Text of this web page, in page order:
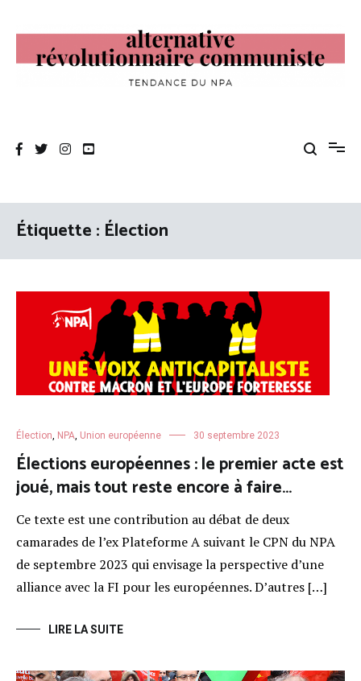
contenu
Étiquette : Élection
Élection NPA Union européenne 30 septembre 2023
Élections européennes : le premier acte est
joué, mais tout reste encore à faire…
Ce texte est une contribution au débat de deux
camarades de l’ex Plateforme A suivant le CPN du NPA
de septembre 2023 qui envisage la perspective d’une
alliance avec la FI pour les européennes. D’autres […]
LIRE LA SUITE